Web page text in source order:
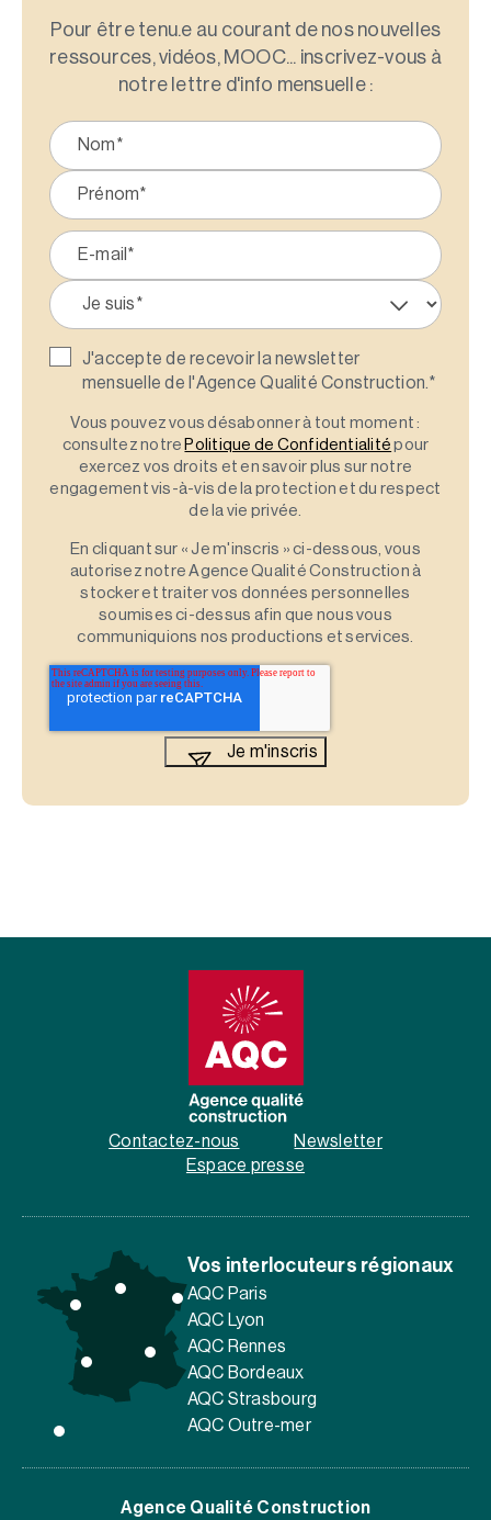
Pour être tenu.e au courant de nos nouvelles
ressources, vidéos, MOOC... inscrivez-vous à
notre lettre d'info mensuelle :
J'accepte de recevoir la newsletter
mensuelle de l'Agence Qualité Construction.*
Vous pouvez vous désabonner à tout moment :
consultez notre Politique de Confidentialité pour
exercez vos droits et en savoir plus sur notre
engagement vis-à-vis de la protection et du respect
de la vie privée.
En cliquant sur « Je m'inscris » ci-dessous, vous
autorisez notre Agence Qualité Construction à
stocker et traiter vos données personnelles
soumises ci-dessus afin que nous vous
communiquions nos productions et services.
Contactez-nous
Newsletter
Espace presse
Vos interlocuteurs régionaux
AQC Paris
AQC Lyon
AQC Rennes
AQC Bordeaux
AQC Strasbourg
AQC Outre-mer
Agence Qualité Construction